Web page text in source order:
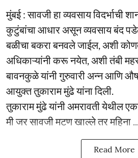
मुंबई : सावजी हा व्यवसाय विदर्भाची
कुटुंबांचा आधार असून व्यवसाय बंद पडेल
बळीचा बकरा बनवले जाईल, अशी
अधिकाऱ्यांनी करू नयेत, अशी तंबी
बावनकुळे यांनी गुरुवारी अन्न आणि
आयुक्त तुकाराम मुंढे यांना दिली.
तुकाराम मुंढे यांनी अमरावती येथील
मी जर सावजी मटण खाल्ले तर महिना ...
Read More